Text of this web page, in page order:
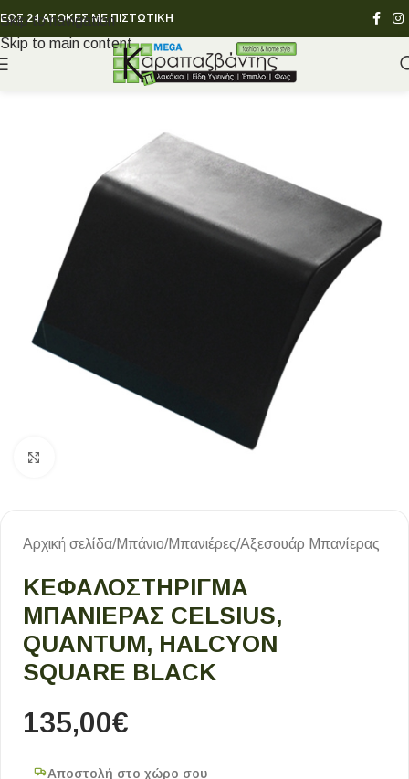
Skip to navigation
Skip to main content
ΕΩΣ 24 ΑΤΟΚΕΣ ΜΕ ΠΙΣΤΩΤΙΚΗ
Αρχική σελίδα/Μπάνιο/Μπανιέρες/Αξεσουάρ Μπανίερας
ΚΕΦΑΛΟΣΤΉΡΙΓΜΑ
ΜΠΑΝΙΈΡΑΣ CELSIUS,
QUANTUM, HALCYON
SQUARE BLACK
135,00€
Αποστολή στο χώρο σου